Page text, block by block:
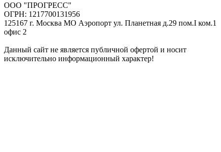
ООО "ПРОГРЕСС"
ОГРН: 1217700131956
125167 г. Москва МО Аэропорт ул. Планетная д.29 пом.I ком.1
офис 2
Данный сайт не является публичной офертой и носит
исключительно информационный характер!